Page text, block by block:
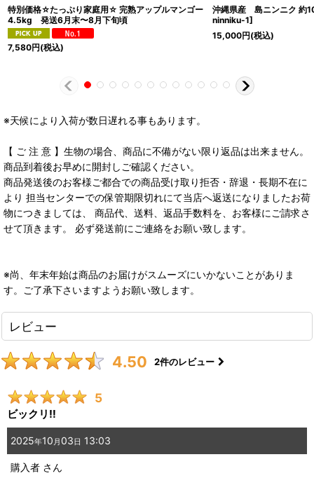
特別価格☆たっぷり家庭用☆ 完熟アップルマンゴー
4.5kg 発送6月末〜8月下旬頃
7,580円(税込)
沖縄県産 島ニンニク 約
ninniku-1]
15,000円(税込)
※天候により入荷が数日遅れる事もあります。
【 ご 注 意 】生物の場合、商品に不備がない限り返品は出来ません。
商品到着後お早めに開封しご確認ください。
商品発送後のお客様ご都合での商品受け取り拒否・辞退・長期不在に
より 担当センターでの保管期限切れにて当店へ返送になりましたお荷
物につきましては、 商品代、送料、返品手数料を、お客様にご請求さ
せて頂きます。 必ず発送前にご連絡をお願い致します。
※尚、年末年始は商品のお届けがスムーズにいかないことがありま
す。ご了承下さいますようお願い致します。
レビュー
4.50 2件のレビュー
5
ビックリ‼️
2025年10 月 03 日 13:03
購入者 さん